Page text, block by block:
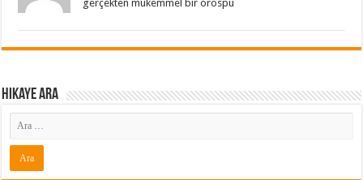
gerçekten mükemmel bir orospu
Hikaye ARA